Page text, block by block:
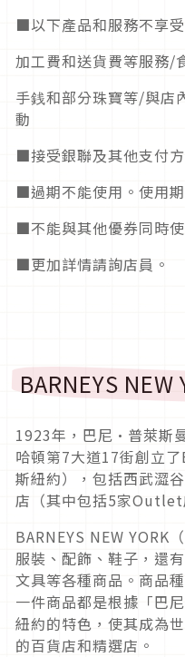
■以下產品和服務不享受
加工費和送貨費等服務/
手銭和部分珠寶等/與店
動
■接受銀聯及其他支付方
■過期不能使用。使用
■不能與其他優券同時使
■更加詳情請詢店員。
BARNEYS
1923年，巴尼·普萊斯
哈頓第7大道17街創立了
斯紐約），包括西武澀
店（其中包括5家Outlet
BARNEYS NEW YORK
服裝、配飾、鞋子，還
文具等各種商品。商品
一件商品都是根據「巴
紐約的特色，使其成為
的百貨店和精選店。